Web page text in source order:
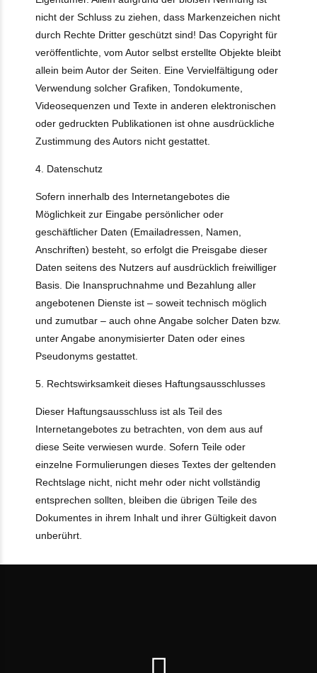
nicht der Schluss zu ziehen, dass Markenzeichen nicht
durch Rechte Dritter geschützt sind! Das Copyright für
veröffentlichte, vom Autor selbst erstellte Objekte bleibt
allein beim Autor der Seiten. Eine Vervielfältigung oder
Verwendung solcher Grafiken, Tondokumente,
Videosequenzen und Texte in anderen elektronischen
oder gedruckten Publikationen ist ohne ausdrückliche
Zustimmung des Autors nicht gestattet.
4. Datenschutz
Sofern innerhalb des Internetangebotes die
Möglichkeit zur Eingabe persönlicher oder
geschäftlicher Daten (Emailadressen, Namen,
Anschriften) besteht, so erfolgt die Preisgabe dieser
Daten seitens des Nutzers auf ausdrücklich freiwilliger
Basis. Die Inanspruchnahme und Bezahlung aller
angebotenen Dienste ist – soweit technisch möglich
und zumutbar – auch ohne Angabe solcher Daten bzw.
unter Angabe anonymisierter Daten oder eines
Pseudonyms gestattet.
5. Rechtswirksamkeit dieses Haftungsausschlusses
Dieser Haftungsausschluss ist als Teil des
Internetangebotes zu betrachten, von dem aus auf
diese Seite verwiesen wurde. Sofern Teile oder
einzelne Formulierungen dieses Textes der geltenden
Rechtslage nicht, nicht mehr oder nicht vollständig
entsprechen sollten, bleiben die übrigen Teile des
Dokumentes in ihrem Inhalt und ihrer Gültigkeit davon
unberührt.